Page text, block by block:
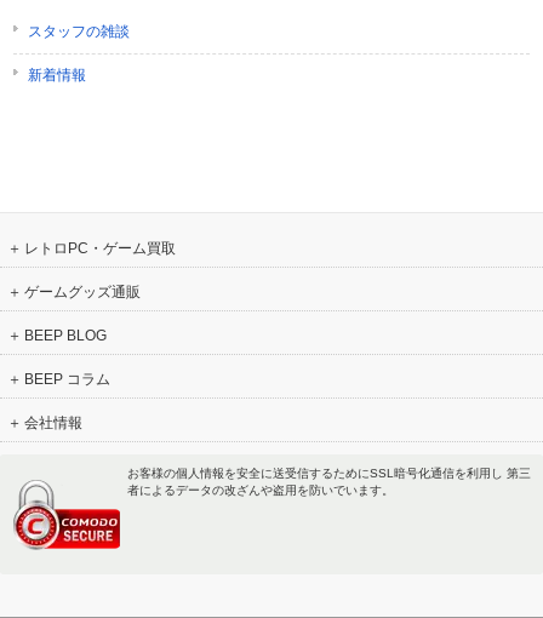
スタッフの雑談
新着情報
レトロPC・ゲーム買取
ゲームグッズ通販
BEEP BLOG
BEEP コラム
会社情報
お客様の個人情報を安全に送受信するためにSSL暗号化通信を利用し 第三
者によるデータの改ざんや盗用を防いでいます。